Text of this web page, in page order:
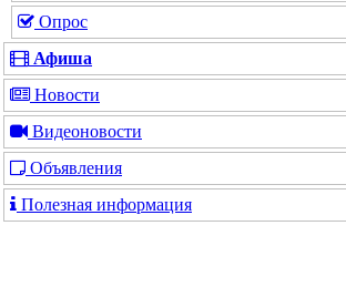
Опрос
Афиша
Новости
Видеоновости
Объявления
Полезная информация